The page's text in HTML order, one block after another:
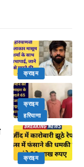
क्राइम
क्राइम
हरियाणा
क्राइम